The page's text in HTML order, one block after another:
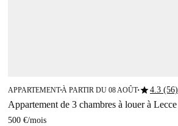
APPARTEMENT■À PARTIR DU 08 AOÛT■star4.3 (56)
Appartement de 3 chambres à louer à Lecce
500 €/mois